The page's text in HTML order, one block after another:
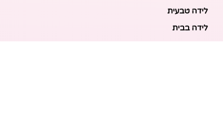
לידה טבעית
לידה בבית